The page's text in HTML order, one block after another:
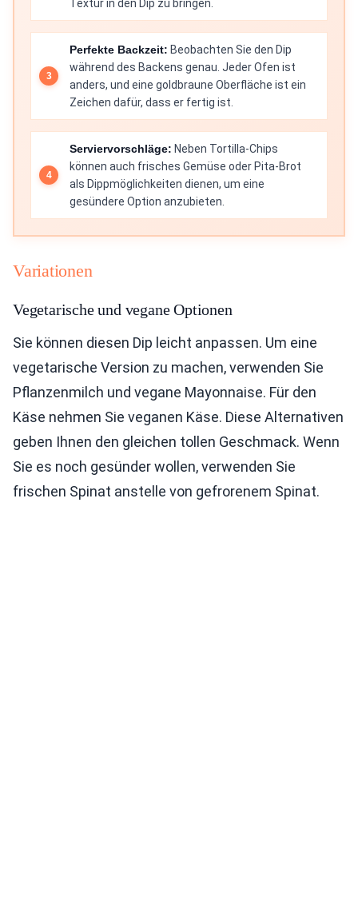
Textur in den Dip zu bringen.
Perfekte Backzeit: Beobachten Sie den Dip
während des Backens genau. Jeder Ofen ist
anders, und eine goldbraune Oberfläche ist ein
Zeichen dafür, dass er fertig ist.
Serviervorschläge: Neben Tortilla-Chips
können auch frisches Gemüse oder Pita-Brot
als Dippmöglichkeiten dienen, um eine
gesündere Option anzubieten.
Variationen
Vegetarische und vegane Optionen
Sie können diesen Dip leicht anpassen. Um eine
vegetarische Version zu machen, verwenden Sie
Pflanzenmilch und vegane Mayonnaise. Für den
Käse nehmen Sie veganen Käse. Diese Alternativen
geben Ihnen den gleichen tollen Geschmack. Wenn
Sie es noch gesünder wollen, verwenden Sie
frischen Spinat anstelle von gefrorenem Spinat.